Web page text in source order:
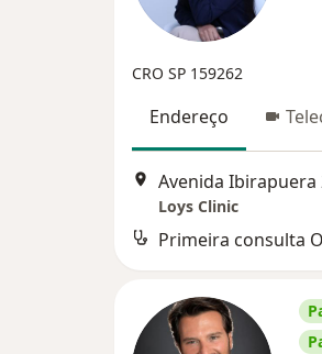
CRO SP 159262
Endereço
Avenida Ibirapuera
Loys Clinic
Primeira consulta